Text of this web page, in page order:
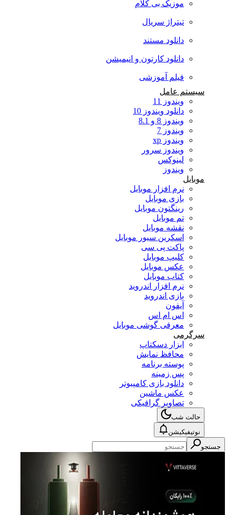
موزیک بی کلام
تیتراژ سریال
دانلود مستند
دانلود کارتون و انیمیشن
فیلم آموزشی
سیستم عامل
ویندوز 11
دانلود ویندوز 10
ویندوز 8 و 8.1
ویندوز 7
ویندوز xp
ویندوز سرور
لینوکس
ویندوز
موبایل
نرم افزار موبایل
بازی موبایل
رینگتون موبایل
تم موبایل
نقشه موبایل
اسکرین سیور موبایل
پاکت پی سی
کلیپ موبایل
عکس موبایل
کتاب موبایل
نرم افزار اندروید
بازی اندروید
آیفون
اس ام اس
معرفی گوشی موبایل
سرگرمی
ابزار دسکتاپ
محافظ نمایش
پوسته برنامه
پس زمینه
دانلود بازی کامپیوتر
عکس ماشین
تصاویر گرافیکی
حالت شب
نوتیفیکیشن
جستجو